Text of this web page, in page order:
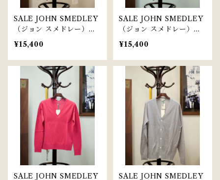
SALE JOHN SMEDLEY
（ジョン スメドレー）【J
J-002-BE】
¥15,400
SALE JOHN SMEDLEY
（ジョン スメドレー）【J
JS-026-Pi】JOHN SME
DLEY Short Sleeve Pol
o
¥15,400
SALE JOHN SMEDLEY SALE JOHN SMEDLEY